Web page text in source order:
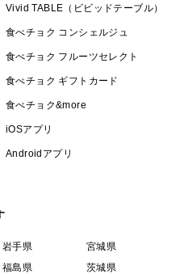
Vivid TABLE（ビビッドテーブル）
食べチョク コンシェルジュ
食べチョク フルーツセレクト
食べチョク ギフトカード
食べチョク&more
iOSアプリ
Androidアプリ
岩手県
宮城県
福島県
茨城県